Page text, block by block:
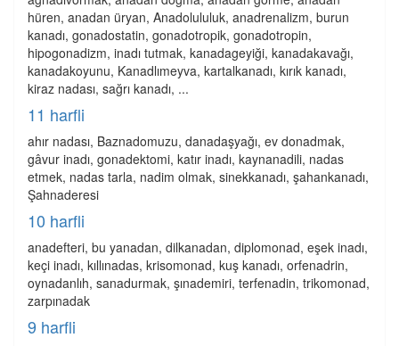
hüren, anadan üryan, Anadolululuk, anadrenalizm, burun
kanadı, gonadostatin, gonadotropik, gonadotropin,
hipogonadizm, inadı tutmak, kanadageyiği, kanadakavağı,
kanadakoyunu, Kanadlımeyva, kartalkanadı, kırık kanadı,
kiraz nadası, sağrı kanadı, ...
11 harfli
ahır nadası, Baznadomuzu, danadaşyağı, ev donadmak,
gâvur inadı, gonadektomi, katır inadı, kaynanadili, nadas
etmek, nadas tarla, nadim olmak, sinekkanadı, şahankanadı,
Şahnaderesi
10 harfli
anadefteri, bu yanadan, dilkanadan, diplomonad, eşek inadı,
keçi inadı, kıllınadas, krisomonad, kuş kanadı, orfenadrin,
oynadanlıh, sanadurmak, şınademiri, terfenadin, trikomonad,
zarpınadak
9 harfli